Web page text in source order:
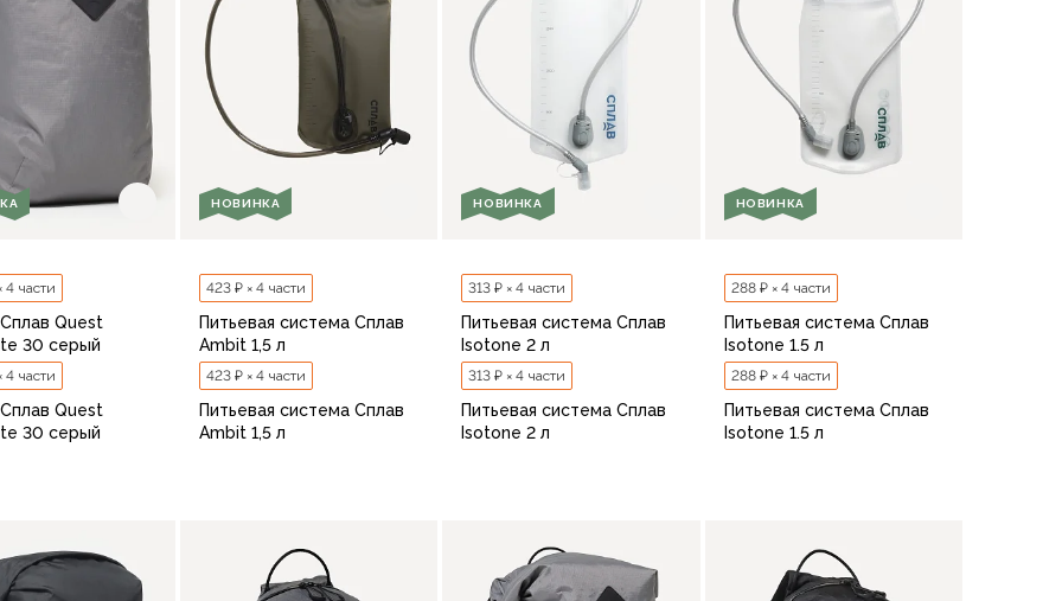
4 части
Quest
30 серый
4 части
Quest
30 серый
В корзину
НОВИНКА
423 ₽ × 4 части
Питьевая система Сплав
Ambit 1,5 л
423 ₽ × 4 части
Питьевая система Сплав
Ambit 1,5 л
В корзину
НОВИНКА
313 ₽ × 4 части
Питьевая система Сплав
Isotone 2 л
313 ₽ × 4 части
Питьевая система Сплав
Isotone 2 л
В корзину
НОВИНКА
288 ₽ × 4 части
Питьевая система Сплав
Isotone 1.5 л
288 ₽ × 4 части
Питьевая система Сплав
Isotone 1.5 л
В корзину